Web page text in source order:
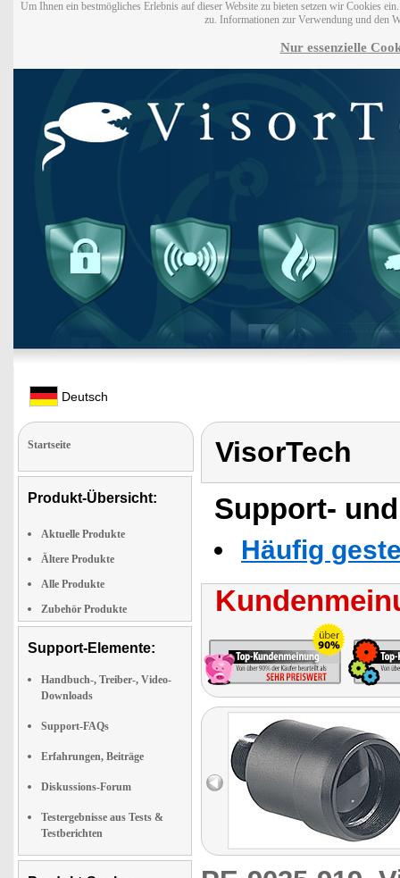
Um Ihnen ein bestmögliches Erlebnis auf dieser Website zu bieten setzen wir Cookies
zu. Informationen zur Verwendung und den
Nur essenzielle
Deutsch
Startseite
Produkt-Übersicht:
Aktuelle Produkte
Ältere Produkte
Alle Produkte
Zubehör Produkte
Support-Elemente:
Handbuch-, Treiber-, Video-
Downloads
Support-FAQs
Erfahrungen, Beiträge
Diskussions-Forum
Testergebnisse aus Tests &
Testberichten
VisorTech
Support-
Häufig